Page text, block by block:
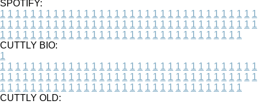
SPOTIFY:
1 1 1 1 1 1 1 1 1 1 1 1 1 1 1 1 1 1 1 1 1 1 1 1 1 1 1 1 1 1 1 1 1 1
1 1 1 1 1 1 1 1 1 1 1 1 1 1 1 1 1 1 1 1 1 1 1 1 1 1 1 1 1 1 1 1 1 1
1 1 1 1 1 1 1 1 1 1 1 1 1 1 1 1 1 1 1 1 1 1 1 1 1 1 1 1 1 1 1 1
CUTTLY BIO:
1
1 1 1 1 1 1 1 1 1 1 1 1 1 1 1 1 1 1 1 1 1 1 1 1 1 1 1 1 1 1 1 1 1 1
1 1 1 1 1 1 1 1 1 1 1 1 1 1 1 1 1 1 1 1 1 1 1 1 1 1 1 1 1 1 1 1 1 1
1 1 1 1 1 1 1 1 1 1 1 1 1 1 1 1 1 1 1 1 1 1 1 1 1 1 1 1 1 1 1 1
CUTTLY OLD: